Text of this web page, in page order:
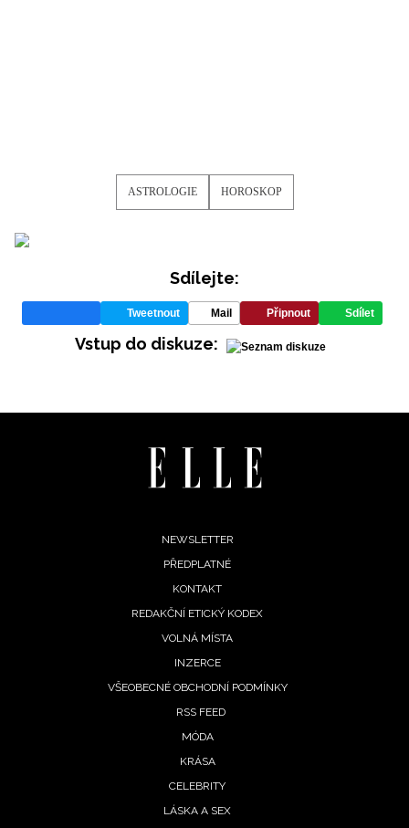
ASTROLOGIE HOROSKOP
Sdílejte:
Tweetnout Mail Připnout Sdílet
Vstup do diskuze:
NEWSLETTER
PŘEDPLATNÉ
KONTAKT
REDAKČNÍ ETICKÝ KODEX
VOLNÁ MÍSTA
INZERCE
VŠEOBECNÉ OBCHODNÍ PODMÍNKY
RSS FEED
MÓDA
KRÁSA
CELEBRITY
LÁSKA A SEX